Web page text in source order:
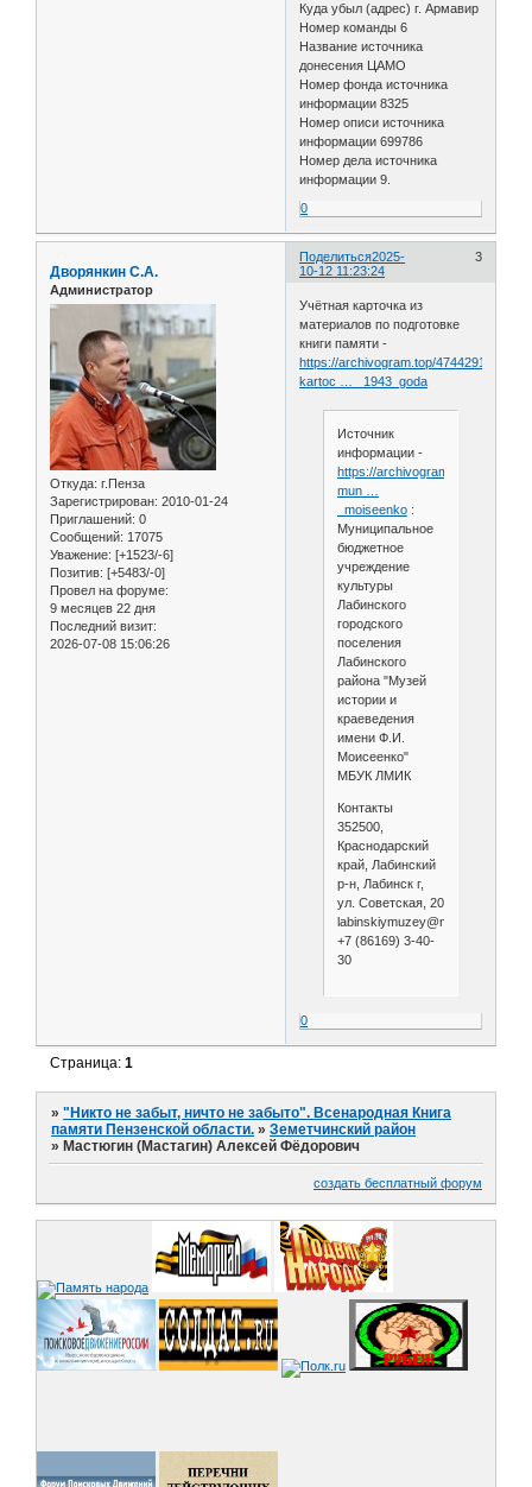
Куда убыл (адрес) г. Армавир
Номер команды 6
Название источника
донесения ЦАМО
Номер фонда источника
информации 8325
Номер описи источника
информации 699786
Номер дела источника
информации 9.
0
Поделиться 3
2025-
10-12 11:23:24
Дворянкин С.А.
Администратор
Откуда: г.Пенза
Зарегистрирован: 2010-01-24
Приглашений: 0
Сообщений: 17075
Уважение: [+1523/-6]
Позитив: [+5483/-0]
Провел на форуме:
9 месяцев 22 дня
Последний визит:
2026-07-08 15:06:26
Учётная карточка из
материалов по подготовке
книги памяти -
https://archivogram.top/47442916-
kartoc … _1943_goda
Источник
информации -
https://archivogram.top/museum/
mun …
_moiseenko:
Муниципальное
бюджетное
учреждение
культуры
Лабинского
городского
поселения
Лабинского
района "Музей
истории и
краеведения
имени Ф.И.
Моисеенко"
МБУК ЛМИК
Контакты
352500,
Краснодарский
край, Лабинский
р-н, Лабинск г,
ул. Советская, 20
labinskiymuzey@mail.ru
+7 (86169) 3-40-
30
0
Страница:1
»"Никто не забыт, ничто не забыто". Всенародная Книга
памяти Пензенской области. »Земетчинский район
»Мастюгин (Мастагин) Алексей Фёдорович
создать бесплатный форум